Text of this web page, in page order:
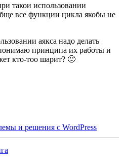
такои использовании
все функции цикла якобы не
аякса надо делать
принципа их работы и
кто-тоо шарит? 🙂
и решения с WordPress